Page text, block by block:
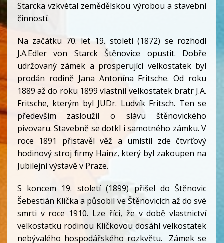
Starcka vzkvétal zemědělskou výrobou a stavební
činností.
Na začátku 70. let 19. století (1872) se rozhodl
J.A.Edler von Starck Štěnovice opustit. Dobře
udržovaný zámek a prosperující velkostatek byl
prodán rodině Jana Antonína Fritsche. Od roku
1889 až do roku 1899 vlastnil velkostatek bratr J.A.
Fritsche, kterým byl JUDr. Ludvík Fritsch. Ten se
především zasloužil o slávu štěnovického
pivovaru. Stavebně se dotkl i samotného zámku. V
roce 1891 přistavěl věž a umístil zde čtvrťový
hodinový stroj firmy Hainz, který byl zakoupen na
Jubilejní výstavě v Praze.
S koncem 19. století (1899) přišel do Štěnovic
Šebestián Klička a působil ve Štěnovicích až do své
smrti v roce 1910. Lze říci, že v době vlastnictví
velkostatku rodinou Kličkovou dosáhl velkostatek
nebývalého hospodářského rozkvětu. Zámek se